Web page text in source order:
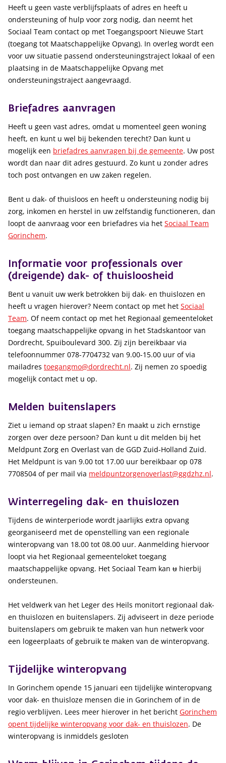
Heeft u geen vaste verblijfsplaats of adres en heeft u
ondersteuning of hulp voor zorg nodig, dan neemt het
Sociaal Team contact op met Toegangspoort Nieuwe Start
(toegang tot Maatschappelijke Opvang). In overleg wordt een
voor uw situatie passend ondersteuningstraject lokaal of een
plaatsing in de Maatschappelijke Opvang met
ondersteuningstraject aangevraagd.
Briefadres aanvragen
Heeft u geen vast adres, omdat u momenteel geen woning
heeft, en kunt u wel bij bekenden terecht? Dan kunt u
mogelijk een briefadres aanvragen bij de gemeente. Uw post
wordt dan naar dit adres gestuurd. Zo kunt u zonder adres
toch post ontvangen en uw zaken regelen.
Bent u dak- of thuisloos en heeft u ondersteuning nodig bij
zorg, inkomen en herstel in uw zelfstandig functioneren, dan
loopt de aanvraag voor een briefadres via het Sociaal Team
Gorinchem.
Informatie voor professionals over
(dreigende) dak- of thuisloosheid
Bent u vanuit uw werk betrokken bij dak- en thuislozen en
heeft u vragen hierover? Neem contact op met het Sociaal
Team. Of neem contact op met het Regionaal gemeenteloket
toegang maatschappelijke opvang in het Stadskantoor van
Dordrecht, Spuiboulevard 300. Zij zijn bereikbaar via
telefoonnummer 078-7704732 van 9.00-15.00 uur of via
mailadres toegangmo@dordrecht.nl. Zij nemen zo spoedig
mogelijk contact met u op.
Melden buitenslapers
Ziet u iemand op straat slapen? En maakt u zich ernstige
zorgen over deze persoon? Dan kunt u dit melden bij het
Meldpunt Zorg en Overlast van de GGD Zuid-Holland Zuid.
Het Meldpunt is van 9.00 tot 17.00 uur bereikbaar op 078
7708504 of per mail via meldpuntzorgenoverlast@ggdzhz.nl.
Winterregeling dak- en thuislozen
Tijdens de winterperiode wordt jaarlijks extra opvang
georganiseerd met de openstelling van een regionale
winteropvang van 18.00 tot 08.00 uur. Aanmelding hiervoor
loopt via het Regionaal gemeenteloket toegang
maatschappelijke opvang. Het Sociaal Team kan u hierbij
ondersteunen.
Het veldwerk van het Leger des Heils monitort regionaal dak-
en thuislozen en buitenslapers. Zij adviseert in deze periode
buitenslapers om gebruik te maken van hun netwerk voor
een logeerplaats of gebruik te maken van de winteropvang.
Tijdelijke winteropvang
In Gorinchem opende 15 januari een tijdelijke winteropvang
voor dak- en thuisloze mensen die in Gorinchem of in de
regio verblijven. Lees meer hierover in het bericht Gorinchem
opent tijdelijke winteropvang voor dak- en thuislozen. De
winteropvang is inmiddels gesloten